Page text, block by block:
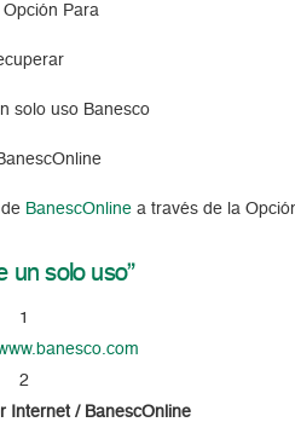
Opción Para
BanescOnlinea través de la
un solo uso”
1
2
Internet / BanescOnline